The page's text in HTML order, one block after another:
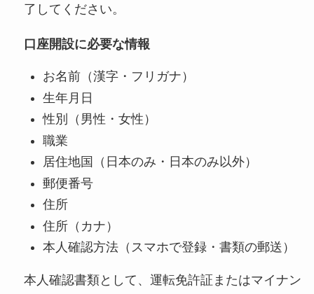
了してください。
口座開設に必要な情報
お名前（漢字・フリガナ）
生年月日
性別（男性・女性）
職業
居住地国（日本のみ・日本のみ以外）
郵便番号
住所
住所（カナ）
本人確認方法（スマホで登録・書類の郵送）
本人確認書類として、運転免許証またはマイナン